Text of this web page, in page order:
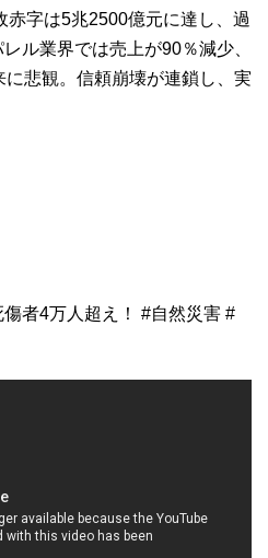
赤字は5兆2500億元に達し、過
ル業界では売上が90％減少、
悲観。信頼崩壊が連鎖し、実
者4万人超え！ #自然災害 #